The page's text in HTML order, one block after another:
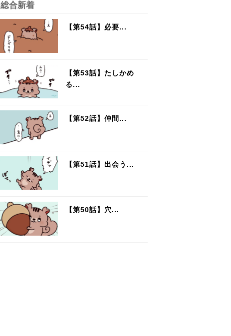
総合新着
【第54話】必要...
【第53話】たしかめ
る...
【第52話】仲間...
【第51話】出会う...
【第50話】穴...